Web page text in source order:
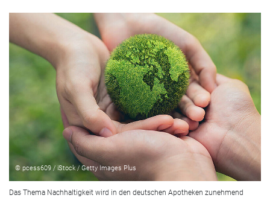
© pcess609 / iStock / Getty Images Plus
Das Thema Nachhaltigkeit wird in den deutschen Apotheken zunehmend